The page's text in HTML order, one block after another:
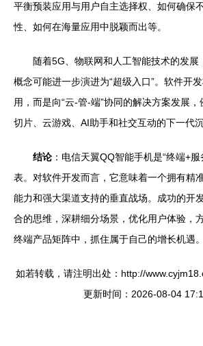
平衡预装应用与用户自主选择权、如何确保
性、如何在海量应用中脱颖而出等。
随着5G、物联网和人工智能技术的发展
概念可能进一步演进为“超级入口”。软件开
用，而是向“云-管-端”协同的解决方案发展
切片、云游戏、AI助手和社交互动的下一代沉
结论 ：电信天翼QQ智能手机是“终端+
表。对软件开发而言，它意味着一个拥有精
能力和强大渠道支持的垂直战场。成功的开
合的思维，深耕细分场景，优化用户体验，
终端产品矩阵中，抓住属于自己的增长机遇。
如若转载，请注明出处：http://
更新时间：2026-08-04